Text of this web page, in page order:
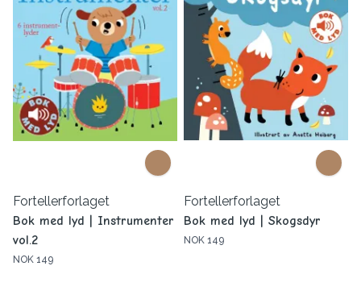
Fortellerforlaget
Bok med lyd | Instrumenter
vol.2
NOK 149
Fortellerforlaget
Bok med lyd | Skogsdyr
NOK 149